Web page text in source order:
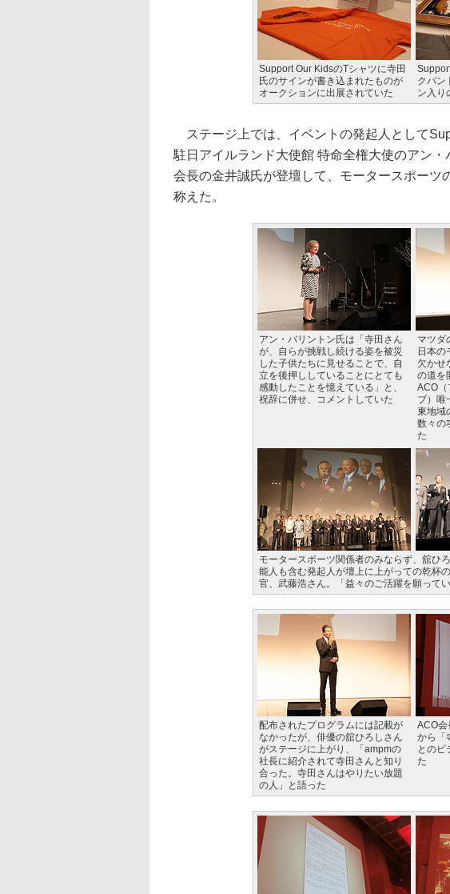
Support Our KidsのTシャツに寺田
氏のサインが書き込まれたものが
オークションに出展されていた
クバン
ン入り
ステージ上では、イベントの発起人として
駐日アイルランド大使館 特命全権大使のアン
会長の金井誠氏が登壇して、モータースポーツ
称えた。
アン・バリントン氏は「寺田さん
が、自らが挑戦し続ける姿を被災
した子供たちに見せることで、自
立を後押ししていることにとても
感動したことを憶えている」と、
祝辞に併せ、コメントしていた
マツダ
日本の
欠かせ
の道を
ACO（
ブ）唯
東地域
数々の
た
モータースポーツ関係者のみならず、舘ひ
能人も含む発起人が壇上に上がっての乾杯
官、武藤浩さん。「益々のご活躍を願って
配布されたプログラムには記載が
なかったが、俳優の舘ひろしさん
がステージに上がり、「ampmの
社長に紹介されて寺田さんと知り
合った。寺田さんはやりたい放題
の人」と語った
ACO会
から「
とのビ
た